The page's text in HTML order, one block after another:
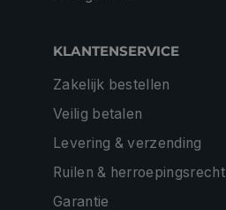
KLANTENSERVICE
Zakelijk bestellen
Veilig betalen
Levering & verzending
Ruilen & herroepingsrecht
Garantie